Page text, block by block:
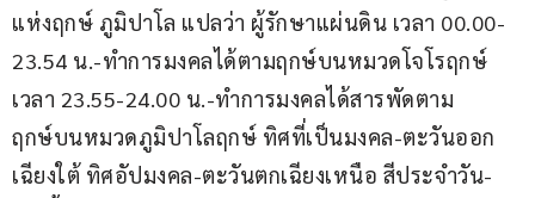
แห่งฤกษ์ ภูมิปาโล แปลว่า ผู้รักษาแผ่นดิน เวลา 00.00-
23.54 น.-ทำการมงคลได้ตามฤกษ์บนหมวดโจโรฤกษ์
เวลา 23.55-24.00 น.-ทำการมงคลได้สารพัดตาม
ฤกษ์บนหมวดภูมิปาโลฤกษ์ ทิศที่เป็นมงคล-ตะวันออก
เฉียงใต้ ทิศอัปมงคล-ตะวันตกเฉียงเหนือ สีประจำวัน-